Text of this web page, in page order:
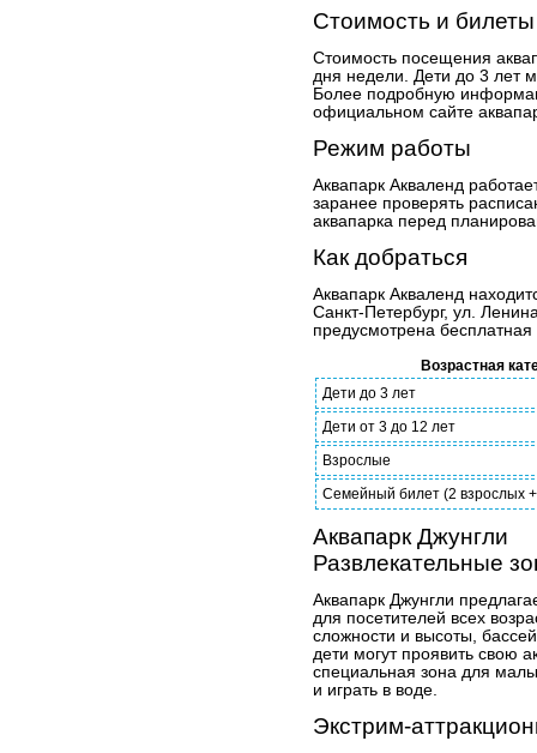
Стоимость и билеты
Стоимость посещения
дня недели. Дети до 3 лет
Более подробную
официальном сайте
Режим работы
Аквапарк Акваленд
заранее проверять
аквапарка перед
Как добраться
Аквапарк Акваленд
Санкт-Петербург, ул.
предусмотрена бесплатная
Возрастная
Дети до 3 лет
Дети от 3 до 12 лет
Взрослые
Семейный билет (2 взрослых
Аквапарк Джунгли
Развлекательные
Аквапарк Джунгли
для посетителей всех
сложности и высоты,
дети могут проявить свою
специальная зона для
и играть в воде.
Экстрим-